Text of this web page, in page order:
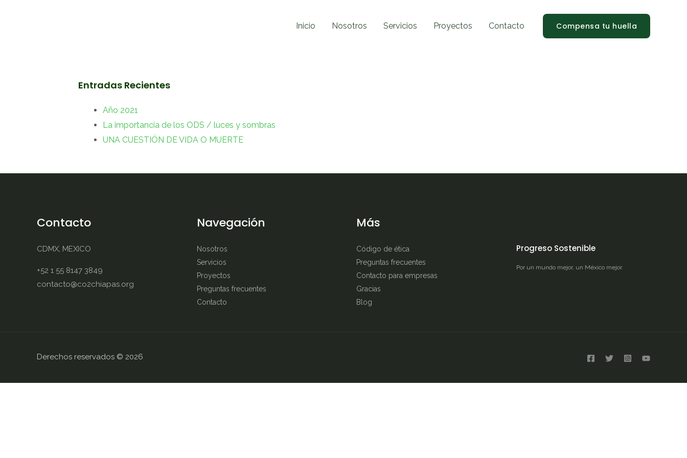
Inicio Nosotros Servicios Proyectos Contacto Compensa tu huella
Entradas Recientes
Año 2021
La importancia de los ODS / luces y sombras
UNA CUESTIÓN DE VIDA O MUERTE
Contacto
CDMX, MEXICO
+52 1 55 8147 3849
contacto@co2chiapas.org
Navegación
Nosotros
Servicios
Proyectos
Preguntas frecuentes
Contacto
Más
Código de ética
Preguntas frecuentes
Contacto para empresas
Gracias
Blog
Progreso Sostenible
Por un mundo mejor, un México mejor.
Derechos reservados © 2026